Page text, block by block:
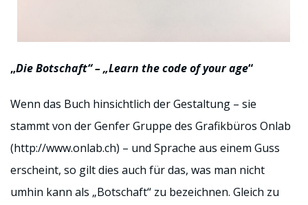
„Die Botschaft“ – „Learn the code of your age“
Wenn das Buch hinsichtlich der Gestaltung – sie
stammt von der Genfer Gruppe des Grafikbüros Onlab
(http://www.onlab.ch) – und Sprache aus einem Guss
erscheint, so gilt dies auch für das, was man nicht
umhin kann als „Botschaft“ zu bezeichnen. Gleich zu